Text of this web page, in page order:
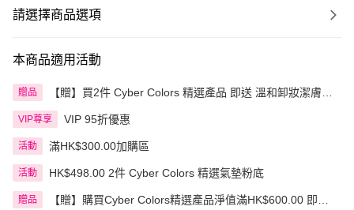
請選擇商品選項
本商品適用活動
贈品
【贈】買2件 Cyber Colors 精選產品 即送 溫和卸妝潔膚紙
VIP尊享 VIP 95折優惠
活動 滿HK$300.00加購區
活動 HK$498.00 2件 Cyber Colors 精選氣墊粉底
贈品
【贈】購買Cyber Colors精選產品淨值滿HK$600.00 即送